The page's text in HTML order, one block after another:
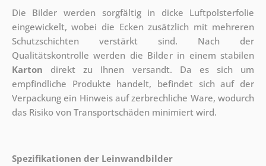
Die Bilder werden sorgfältig in dicke Luftpolsterfolie
eingewickelt, wobei die Ecken zusätzlich mit mehreren
Schutzschichten verstärkt sind. Nach der
Qualitätskontrolle werden die Bilder in einem stabilen
Karton direkt zu Ihnen versandt. Da es sich um
empfindliche Produkte handelt, befindet sich auf der
Verpackung ein Hinweis auf zerbrechliche Ware, wodurch
das Risiko von Transportschäden minimiert wird.
Spezifikationen der Leinwandbilder